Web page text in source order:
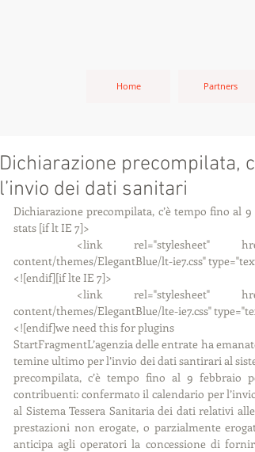
Home Partners
Dichiarazione precompilata,
l’invio dei dati sanitari
Dichiarazione precompilata, c’è tempo fino al
stats [if lt IE 7]>
content/themes/ElegantBlue/lt-ie7.css"
<![endif][if lte IE 7]>
content/themes/ElegantBlue/lte-ie7.css"
<![endif]we need this for plugins
StartFragmentL’agenzia delle entrate ha
temine ultimo per l’invio dei dati santirari al
precompilata, c’è tempo fino al 9
contribuenti: confermato il calendario per
al Sistema Tessera Sanitaria dei dati relativi
prestazioni non erogate, o parzialmente
anticipa agli operatori la concessione di